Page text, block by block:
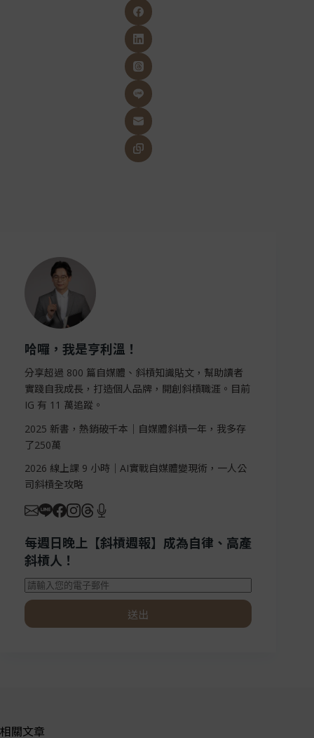
哈囉，我是亨利溫！
分享超過 800 篇自媒體、斜槓知識貼文，幫助讀者
實踐自我成長，打造個人品牌，開創斜槓職涯。目前
IG 有 11 萬追蹤。
2025 新書，熱銷破千本｜自媒體斜槓一年，我多存
了250萬
2026 線上課 9 小時｜AI實戰自媒體變現術，一人公
司斜槓全攻略
每週日晚上【斜槓週報】成為自律、高產
斜槓人！
送出
相關文章